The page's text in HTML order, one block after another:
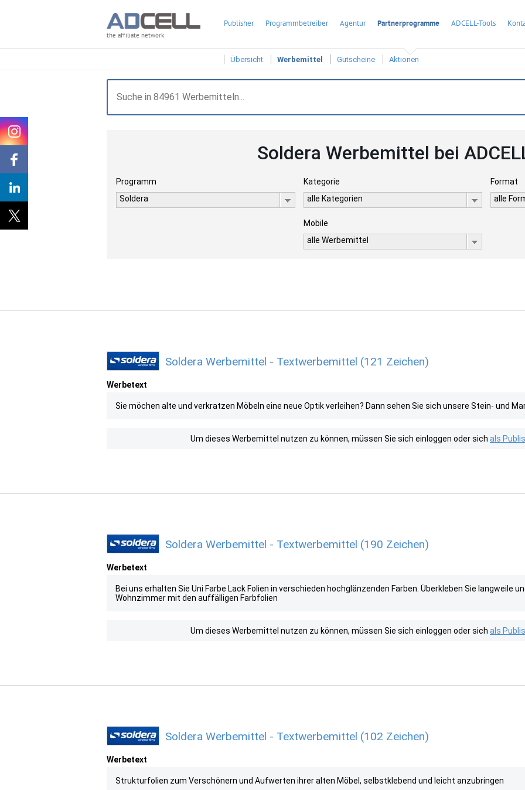
the affiliate network
Publisher Programmbetreiber Agentur Partnerprogramme ADCELL-Tools
Übersicht Werbemittel Gutscheine Aktionen
Soldera Werbemittel bei
Programm
Soldera
Kategorie
alle Kategorien
Format
alle
Mobile
alle Werbemittel
Soldera Werbemittel - Textwerbemittel (121 Zeichen)
Werbetext
Sie möchen alte und verkratzen Möbeln eine neue Optik verleihen? Dann sehen Sie sich unsere Stein- und
Um dieses Werbemittel nutzen zu können, müssen Sie sich einloggen oder sich als
Soldera Werbemittel - Textwerbemittel (190 Zeichen)
Werbetext
Bei uns erhalten Sie Uni Farbe Lack Folien in verschieden hochglänzenden Farben. Überkleben Sie langweile
Wohnzimmer mit den auffälligen Farbfolien
Um dieses Werbemittel nutzen zu können, müssen Sie sich einloggen oder sich als
Soldera Werbemittel - Textwerbemittel (102 Zeichen)
Werbetext
Strukturfolien zum Verschönern und Aufwerten ihrer alten Möbel, selbstklebend und leicht anzubringen